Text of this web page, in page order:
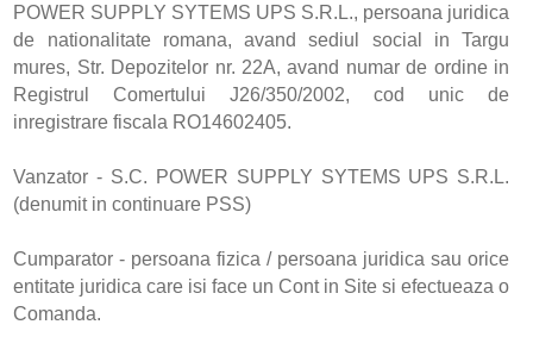
POWER SUPPLY SYTEMS UPS S.R.L., persoana juridica
de nationalitate romana, avand sediul social in Targu
mures, Str. Depozitelor nr. 22A, avand numar de ordine in
Registrul Comertului J26/350/2002, cod unic de
inregistrare fiscala RO14602405.
Vanzator - S.C. POWER SUPPLY SYTEMS UPS S.R.L.
(denumit in continuare PSS)
Cumparator - persoana fizica / persoana juridica sau orice
entitate juridica care isi face un Cont in Site si efectueaza o
Comanda.